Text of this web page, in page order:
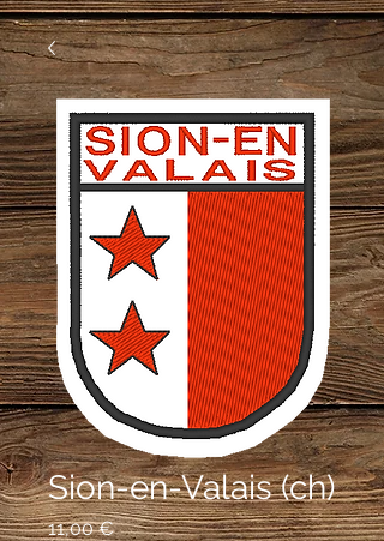
Sion-en-Valais (ch)
11,00 €Prix